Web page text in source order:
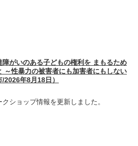
がいのある子どもの権利を まもるため
～性暴力の被害者にも加害者にもしない
2026年8月18日）
ショップ情報を更新しました。